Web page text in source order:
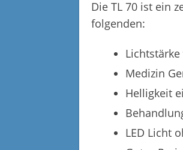
Die TL 70 ist ein
folgenden:
Lichtstärke
Medizin
Helligkeit
LED Licht